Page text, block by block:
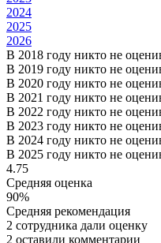
2024
2025
2026
В 2018 году никто не
В 2019 году никто не
В 2020 году никто не
В 2021 году никто не
В 2022 году никто не
В 2023 году никто не
В 2024 году никто не
В 2025 году никто не
4.75
Средняя оценка
90%
Средняя рекомендация
2 сотрудника дали оценку
2 оставили комментарии